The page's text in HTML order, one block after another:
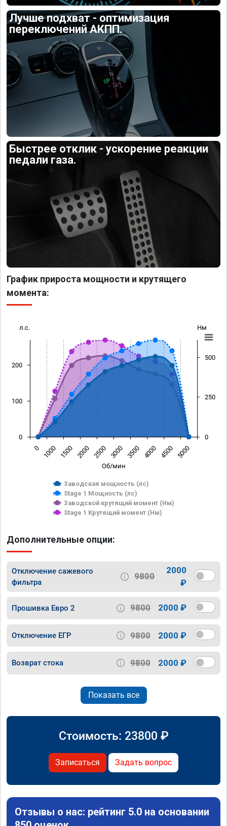
Лучше подхват - оптимизация
переключений АКПП.
Быстрее отклик - ускорение реакции
педали газа.
График прироста мощности и крутящего
момента:
Об/мин
л.с. Нм
Заводская мощность (лс)
Stage 1 Мощность (лс)
Заводской крутящий момент (Нм)
Stage 1 Крутящий момент (Нм)
0 1000 1500 2000 2500 3000 3500 4000 4500 5000
0
100
200
0
250
500
Дополнительные опции:
Отключение сажевого
фильтра
9800
2000
₽
Прошивка Евро 2 9800 2000 ₽
Отключение ЕГР 9800 2000 ₽
Возврат стока 9800 2000 ₽
Показать все
Стоимость: 23800 ₽
Записаться Задать вопрос
Отзывы о нас: рейтинг 5.0 на основании